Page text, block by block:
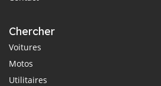
Chercher
Voitures
Motos
Utilitaires